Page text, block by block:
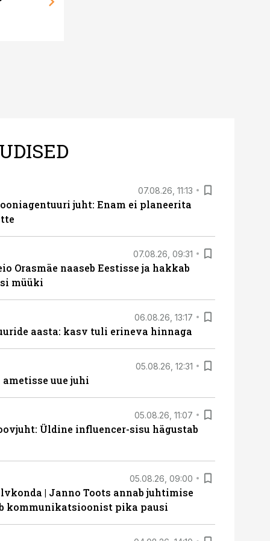
07.08.26, 11:13
juht: Enam ei planeerita
07.08.26, 09:31
Orasmäe naaseb Eestisse ja hakkab
müüki
06.08.26, 13:17
aasta: kasv tuli erineva hinnaga
05.08.26, 12:31
uue juhi
05.08.26, 11:07
Üldine influencer-sisu hägustab
05.08.26, 09:00
| Janno Toots annab juhtimise
kommunikatsioonist pika pausi